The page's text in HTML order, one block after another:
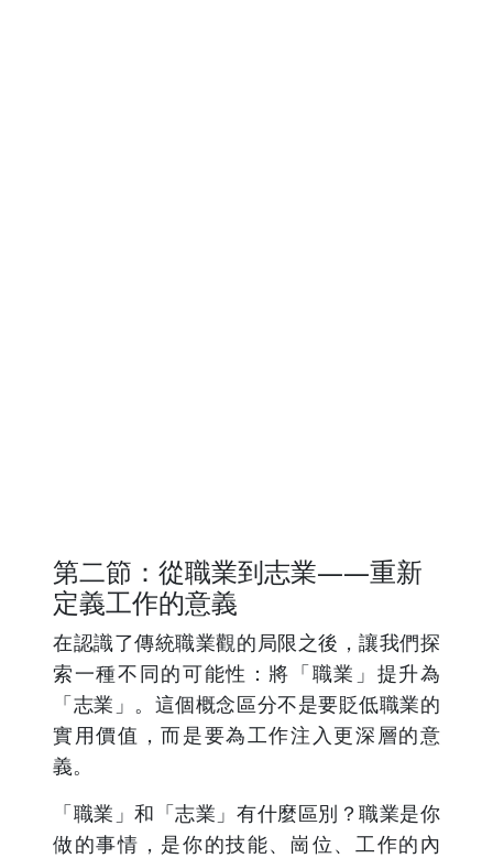
第二節：從職業到志業——重新
定義工作的意義
在認識了傳統職業觀的局限之後，讓我們探
索一種不同的可能性：將「職業」提升為
「志業」。這個概念區分不是要貶低職業的
實用價值，而是要為工作注入更深層的意
義。
「職業」和「志業」有什麼區別？職業是你
做的事情，是你的技能、崗位、工作的內